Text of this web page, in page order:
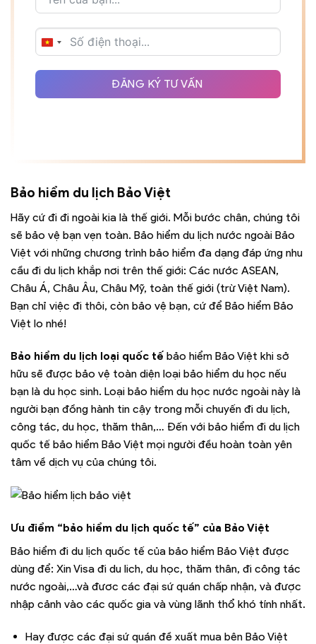
VIETNAM
ĐĂNG KÝ TƯ VẤN
Bảo hiểm du lịch Bảo Việt
Hãy cứ đi đi ngoài kia là thế giới. Mỗi bước chân, chúng tôi
sẽ bảo vệ bạn vẹn toàn. Bảo hiểm du lịch nước ngoài Bảo
Việt với những chương trình bảo hiểm đa dạng đáp ứng nhu
cầu đi du lịch khắp nơi trên thế giới: Các nước ASEAN,
Châu Á, Châu Âu, Châu Mỹ, toàn thế giới (trừ Việt Nam).
Bạn chỉ việc đi thôi, còn bảo vệ bạn, cứ để Bảo hiểm Bảo
Việt lo nhé!
Bảo hiểm du lịch loại quốc tế bảo hiểm Bảo Việt khi sở
hữu sẽ được bảo vệ toàn diện loại bảo hiểm du học nếu
bạn là du học sinh. Loại bảo hiểm du học nước ngoài này là
người bạn đồng hành tin cậy trong mỗi chuyến đi du lịch,
công tác, du học, thăm thân,… Đến với bảo hiểm đi du lịch
quốc tế bảo hiểm Bảo Việt mọi người đều hoàn toàn yên
tâm về dịch vụ của chúng tôi.
Ưu điểm “bảo hiểm du lịch quốc tế” của Bảo Việt
Bảo hiểm đi du lịch quốc tế của bảo hiểm Bảo Việt được
dùng để: Xin Visa đi du lich, du học, thăm thân, đi công tác
nước ngoài,…và đươc các đại sứ quán chấp nhận, và được
nhập cảnh vào các quốc gia và vùng lãnh thổ khó tính nhất.
Hay được các đại sứ quán đề xuất mua bên Bảo Việt